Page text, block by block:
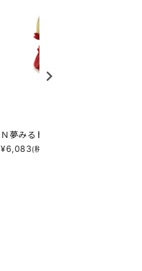
Ｎ夢みるドットリボンＴ
¥6,083(税込)